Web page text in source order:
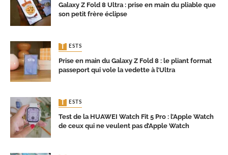
Galaxy Z Fold 8 Ultra : prise en main du pliable que
son petit frère éclipse
TESTS
Prise en main du Galaxy Z Fold 8 : le pliant format
passeport qui vole la vedette à l’Ultra
TESTS
Test de la HUAWEI Watch Fit 5 Pro : l’Apple Watch
de ceux qui ne veulent pas d’Apple Watch